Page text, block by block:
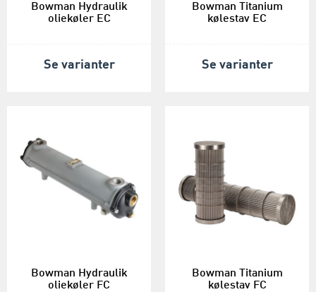
Bowman Hydraulik
oliekøler EC
Se varianter
Bowman Titanium
kølestav EC
Se varianter
Bowman Hydraulik
oliekøler FC
Bowman Titanium
kølestav FC